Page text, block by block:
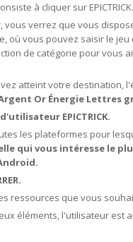
à cliquer sur EPICTRICK.
vous verrez que vous
où vous pouvez saisir le
de catégorie pour vous
atteint votre destination,
Or Énergie Lettres
EPICTRICK.
les plateformes pour
qui vous intéresse le
ressources que vous
éléments, l'utilisateur est